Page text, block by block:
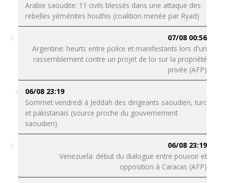
Arabie saoudite: 11 civils blessés dans une attaque des
rebelles yéménites houthis (coalition menée par Ryad)
07/08 00:56
Argentine: heurts entre police et manifestants lors d'un
rassemblement contre un projet de loi sur la propriété
privée (AFP)
06/08 23:19
Sommet vendredi à Jeddah des dirigeants saoudien, turc
et pakistanais (source proche du gouvernement
saoudien)
06/08 23:19
Venezuela: début du dialogue entre pouvoir et
opposition à Caracas (AFP)